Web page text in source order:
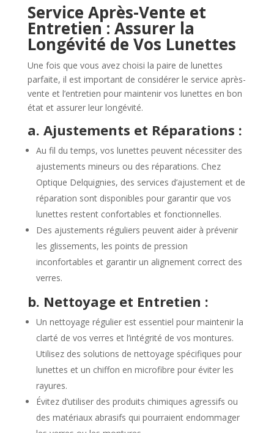
Service Après-Vente et
Entretien : Assurer la
Longévité de Vos Lunettes
Une fois que vous avez choisi la paire de lunettes
parfaite, il est important de considérer le service après-
vente et l’entretien pour maintenir vos lunettes en bon
état et assurer leur longévité.
a. Ajustements et Réparations :
Au fil du temps, vos lunettes peuvent nécessiter des
ajustements mineurs ou des réparations. Chez
Optique Delquignies, des services d’ajustement et de
réparation sont disponibles pour garantir que vos
lunettes restent confortables et fonctionnelles.
Des ajustements réguliers peuvent aider à prévenir
les glissements, les points de pression
inconfortables et garantir un alignement correct des
verres.
b. Nettoyage et Entretien :
Un nettoyage régulier est essentiel pour maintenir la
clarté de vos verres et l’intégrité de vos montures.
Utilisez des solutions de nettoyage spécifiques pour
lunettes et un chiffon en microfibre pour éviter les
rayures.
Évitez d’utiliser des produits chimiques agressifs ou
des matériaux abrasifs qui pourraient endommager